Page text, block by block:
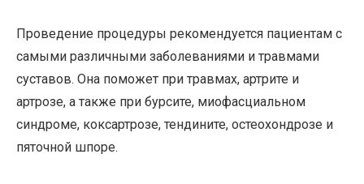
Проведение процедуры рекомендуется пациентам с
самыми различными заболеваниями и травмами
суставов. Она поможет при травмах, артрите и
артрозе, а также при бурсите, миофасциальном
синдроме, коксартрозе, тендините, остеохондрозе и
пяточной шпоре.